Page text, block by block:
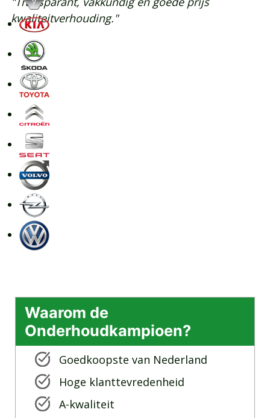
kwaliteitverhouding."
Waarom de
Onderhoudkampioen?
Goedkoopste van Nederland
Hoge klanttevredenheid
A-kwaliteit